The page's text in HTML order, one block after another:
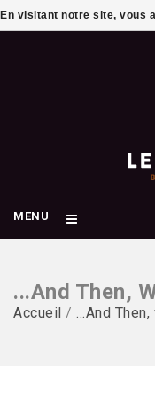
MENU
...And Then,
Accueil / ...And
En visitant notre site, vous